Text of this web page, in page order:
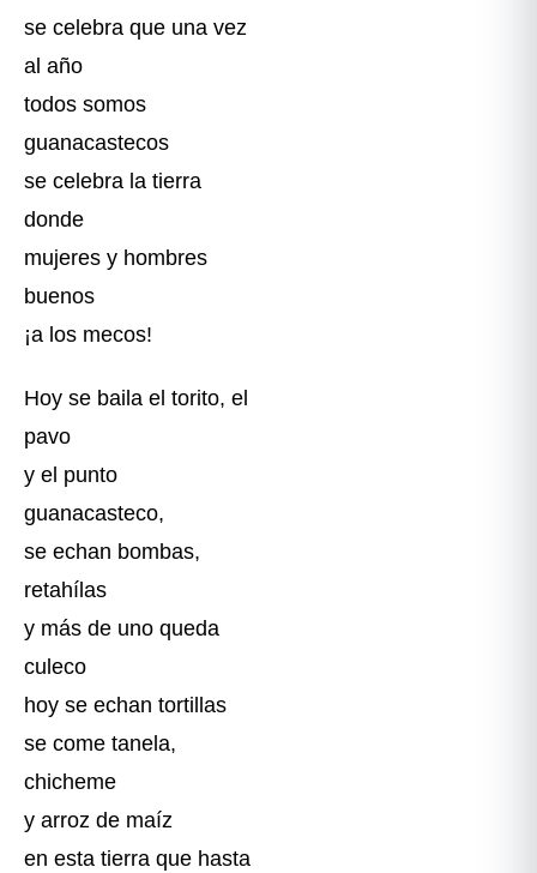
se celebra que una vez
al año
todos somos
guanacastecos
se celebra la tierra
donde
mujeres y hombres
buenos
¡a los mecos!
Hoy se baila el torito, el
pavo
y el punto
guanacasteco,
se echan bombas,
retahílas
y más de uno queda
culeco
hoy se echan tortillas
se come tanela,
chicheme
y arroz de maíz
en esta tierra que hasta